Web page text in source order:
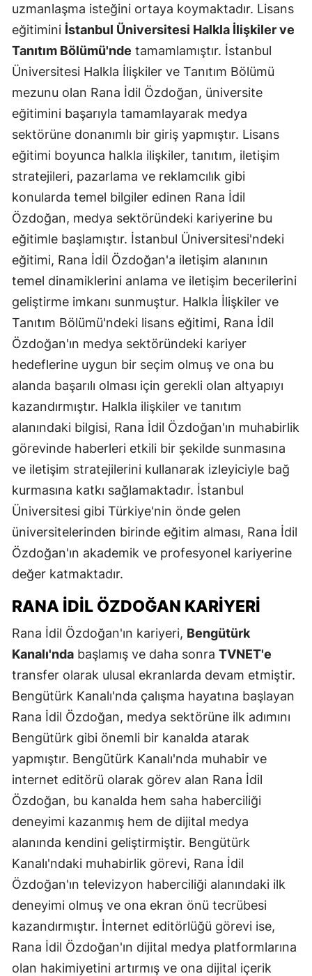
uzmanlaşma isteğini ortaya koymaktadır. Lisans
eğitimini İstanbul Üniversitesi Halkla İlişkiler ve
Tanıtım Bölümü'nde tamamlamıştır. İstanbul
Üniversitesi Halkla İlişkiler ve Tanıtım Bölümü
mezunu olan Rana İdil Özdoğan, üniversite
eğitimini başarıyla tamamlayarak medya
sektörüne donanımlı bir giriş yapmıştır. Lisans
eğitimi boyunca halkla ilişkiler, tanıtım, iletişim
stratejileri, pazarlama ve reklamcılık gibi
konularda temel bilgiler edinen Rana İdil
Özdoğan, medya sektöründeki kariyerine bu
eğitimle başlamıştır. İstanbul Üniversitesi'ndeki
eğitimi, Rana İdil Özdoğan'a iletişim alanının
temel dinamiklerini anlama ve iletişim becerilerini
geliştirme imkanı sunmuştur. Halkla İlişkiler ve
Tanıtım Bölümü'ndeki lisans eğitimi, Rana İdil
Özdoğan'ın medya sektöründeki kariyer
hedeflerine uygun bir seçim olmuş ve ona bu
alanda başarılı olması için gerekli olan altyapıyı
kazandırmıştır. Halkla ilişkiler ve tanıtım
alanındaki bilgisi, Rana İdil Özdoğan'ın muhabirlik
görevinde haberleri etkili bir şekilde sunmasına
ve iletişim stratejilerini kullanarak izleyiciyle bağ
kurmasına katkı sağlamaktadır. İstanbul
Üniversitesi gibi Türkiye'nin önde gelen
üniversitelerinden birinde eğitim alması, Rana İdil
Özdoğan'ın akademik ve profesyonel kariyerine
değer katmaktadır.
RANA İDIL ÖZDOĞAN KARIYERI
Rana İdil Özdoğan'ın kariyeri, Bengütürk
Kanalı'nda başlamış ve daha sonra TVNET'e
transfer olarak ulusal ekranlarda devam etmiştir.
Bengütürk Kanalı'nda çalışma hayatına başlayan
Rana İdil Özdoğan, medya sektörüne ilk adımını
Bengütürk gibi önemli bir kanalda atarak
yapmıştır. Bengütürk Kanalı'nda muhabir ve
internet editörü olarak görev alan Rana İdil
Özdoğan, bu kanalda hem saha haberciliği
deneyimi kazanmış hem de dijital medya
alanında kendini geliştirmiştir. Bengütürk
Kanalı'ndaki muhabirlik görevi, Rana İdil
Özdoğan'ın televizyon haberciliği alanındaki ilk
deneyimi olmuş ve ona ekran önü tecrübesi
kazandırmıştır. İnternet editörlüğü görevi ise,
Rana İdil Özdoğan'ın dijital medya platformlarına
olan hakimiyetini artırmış ve ona dijital içerik